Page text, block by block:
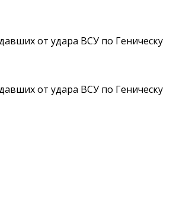
от удара ВСУ по Геническу
от удара ВСУ по Геническу